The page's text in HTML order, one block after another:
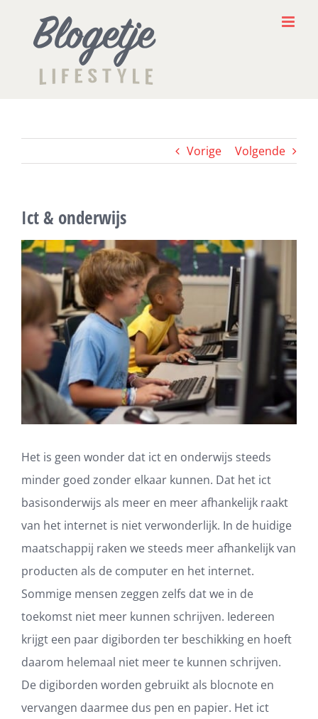
Vorige Volgende
Ict & onderwijs
Het is geen wonder dat ict en onderwijs steeds
minder goed zonder elkaar kunnen. Dat het ict
basisonderwijs als meer en meer afhankelijk raakt
van het internet is niet verwonderlijk. In de huidige
maatschappij raken we steeds meer afhankelijk van
producten als de computer en het internet.
Sommige mensen zeggen zelfs dat we in de
toekomst niet meer kunnen schrijven. Iedereen
krijgt een paar digiborden ter beschikking en hoeft
daarom helemaal niet meer te kunnen schrijven.
De digiborden worden gebruikt als blocnote en
vervangen daarmee dus pen en papier. Het ict